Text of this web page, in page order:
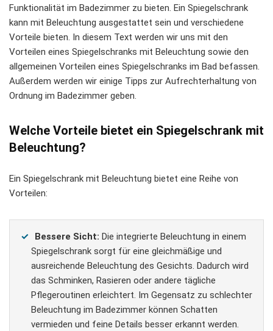
Funktionalität im Badezimmer zu bieten. Ein Spiegelschrank
kann mit Beleuchtung ausgestattet sein und verschiedene
Vorteile bieten. In diesem Text werden wir uns mit den
Vorteilen eines Spiegelschranks mit Beleuchtung sowie den
allgemeinen Vorteilen eines Spiegelschranks im Bad befassen.
Außerdem werden wir einige Tipps zur Aufrechterhaltung von
Ordnung im Badezimmer geben.
Welche Vorteile bietet ein Spiegelschrank mit
Beleuchtung?
Ein Spiegelschrank mit Beleuchtung bietet eine Reihe von
Vorteilen:
Bessere Sicht: Die integrierte Beleuchtung in einem
Spiegelschrank sorgt für eine gleichmäßige und
ausreichende Beleuchtung des Gesichts. Dadurch wird
das Schminken, Rasieren oder andere tägliche
Pflegeroutinen erleichtert. Im Gegensatz zu schlechter
Beleuchtung im Badezimmer können Schatten
vermieden und feine Details besser erkannt werden.